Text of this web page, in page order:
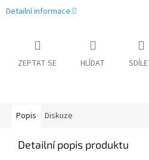
Detailní informace
ZEPTAT SE HLÍDAT
Popis Diskuze
Detailní popis produktu